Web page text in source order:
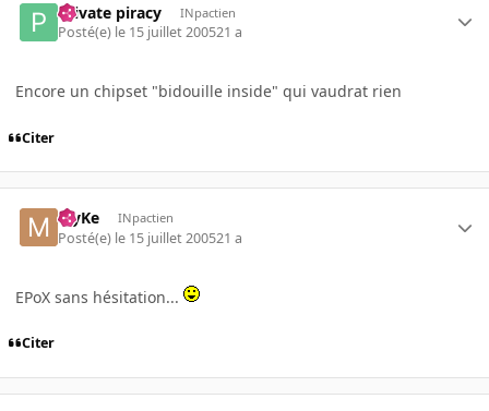
Private piracy INpactien
Posté(e) le 15 juillet 200521 a
Encore un chipset "bidouille inside" qui vaudrat rien
Citer
MyKe INpactien
Posté(e) le 15 juillet 200521 a
EPoX sans hésitation...
Citer